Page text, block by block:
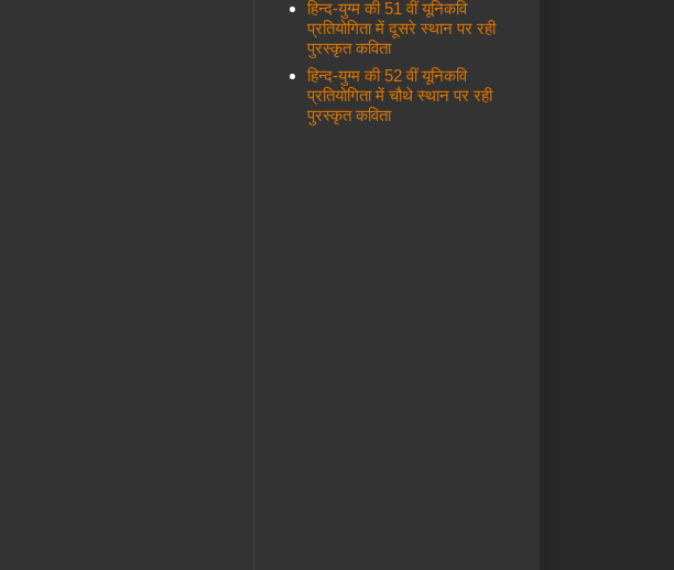
हिन्द-युग्म की 51 वीं यूनिकवि
प्रतियोगिता में दूसरे स्थान पर रही
पुरस्कृत कविता
हिन्द-युग्म की 52 वीं यूनिकवि
प्रतियोगिता में चौथे स्थान पर रही
पुरस्कृत कविता